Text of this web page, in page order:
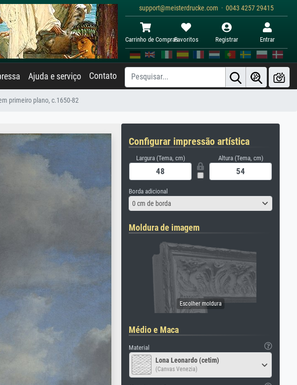
support@meisterdrucke.com · 0043 4257 29415
Carrinho de ComprasFavoritos Registrar Entrar
Ajuda e serviço Contato
primeiro plano, c.1650-82
Configurar impressão artística
Largura (Tema, cm) Altura (Tema, cm)
Borda adicional
0 cm de borda
Moldura de imagem
Médio e Maca
Material
Lona Leonardo (cetim)
(Canvas Venezia)